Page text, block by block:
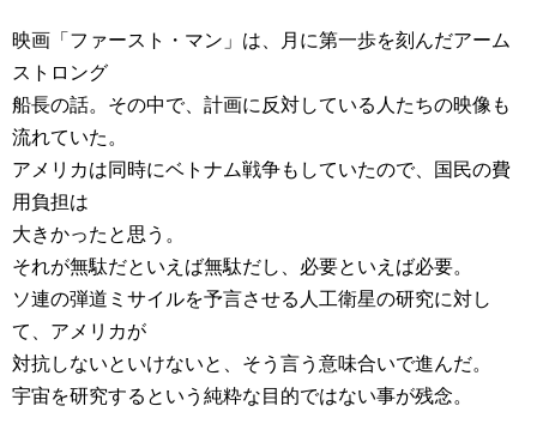
映画「ファースト・マン」は、月に第一歩を刻んだアーム
ストロング
船長の話。その中で、計画に反対している人たちの映像も
流れていた。
アメリカは同時にベトナム戦争もしていたので、国民の費
用負担は
大きかったと思う。
それが無駄だといえば無駄だし、必要といえば必要。
ソ連の弾道ミサイルを予言させる人工衛星の研究に対し
て、アメリカが
対抗しないといけないと、そう言う意味合いで進んだ。
宇宙を研究するという純粋な目的ではない事が残念。